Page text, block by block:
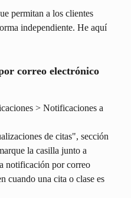
permitan a los clientes
independiente. He aquí
correo electrónico
> Notificaciones a
de citas", sección
la casilla junto a
notificación por correo
cuando una cita o clase es